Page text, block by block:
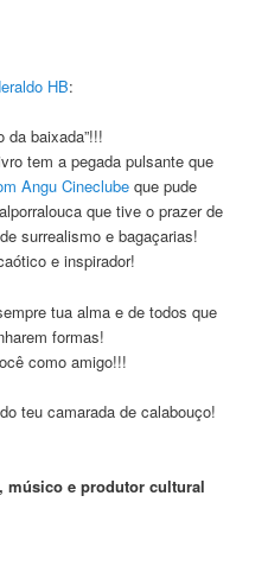
HB:
da baixada”!!!
tem a pegada pulsante que
Angu Cineclube que pude
que tive o prazer de
surrealismo e bagaçarias!
e inspirador!
tua alma e de todos que
formas!
como amigo!!!
teu camarada de calabouço!
músico e produtor cultural